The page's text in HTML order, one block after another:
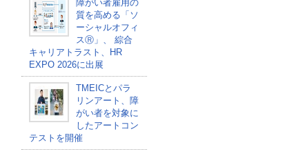
障がい者雇用の
質を高める「ソ
ーシャルオフィ
スⓇ」、 綜合
キャリアトラスト、HR
EXPO 2026に出展
TMEICとパラ
リンアート、障
がい者を対象に
したアートコン
テストを開催